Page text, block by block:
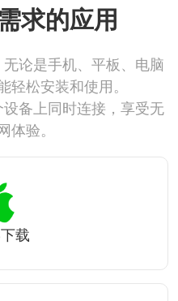
求的应用
论是手机、平板、电脑
松安装和使用。
备上同时连接，享受无
体验。
载